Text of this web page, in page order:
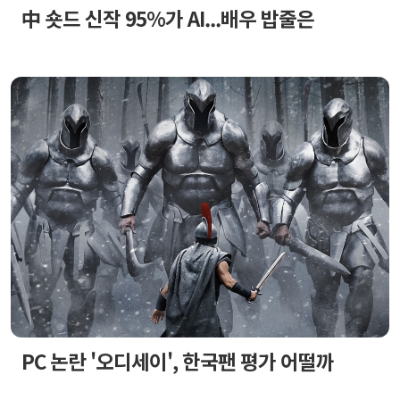
中 숏드 신작 95%가 AI...배우 밥줄은
PC 논란 '오디세이', 한국팬 평가 어떨까